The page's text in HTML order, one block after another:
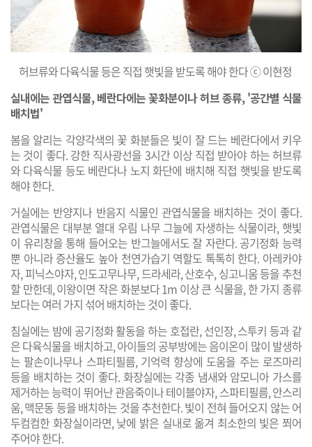
허브류와 다육식물 등은 직접 햇빛을 받도록 해야 한다 ⓒ 이현정
실내에는 관엽식물, 베란다에는 꽃화분이나 허브 종류, '공간별 식물
배치법'
​봄을 알리는 각양각색의 꽃 화분들은 빛이 잘 드는 베란다에서 키우
는 것이 좋다. 강한 직사광선을 3시간 이상 직접 받아야 하는 허브류
와 다육식물 등도 베란다나 노지 화단에 배치해 직접 햇빛을 받도록
해야 한다.
​거실에는 반양지나 반음지 식물인 관엽식물을 배치하는 것이 좋다.
관엽식물은 대부분 열대 우림 나무 그늘에 자생하는 식물이라, 햇빛
이 유리창을 통해 들어오는 반그늘에서도 잘 자란다. 공기정화 능력
뿐 아니라 증산율도 높아 천연가습기 역할도 톡톡히 한다. 아레카야
자, 피닉스야자, 인도고무나무, 드라세라, 산호수, 싱고니움 등을 추천
할 만한데, 이왕이면 작은 화분보다 1m 이상 큰 식물을, 한 가지 종류
보다는 여러 가지 섞어 배치하는 것이 좋다.
침실에는 밤에 공기정화 활동을 하는 호접란, 선인장, 스투키 등과 같
은 다육식물을 배치하고, 아이들의 공부방에는 음이온이 많이 발생하
는 팔손이나무나 스파티필름, 기억력 향상에 도움을 주는 로즈마리
등을 배치하는 것이 좋다. ​화장실에는 각종 냄새와 암모니아 가스를
제거하는 능력이 뛰어난 관음죽이나 테이블야자, 스파티필름, 안스리
움, 맥문동 등을 배치하는 것을 추천한다. 빛이 전혀 들어오지 않는 어
두컴컴한 화장실이라면, 낮에 밝은 실내로 옮겨 최소한의 빛은 쬐어
주어야 한다.​